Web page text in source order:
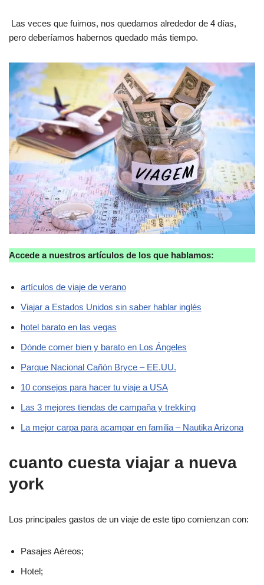
Las veces que fuimos, nos quedamos alrededor de 4 días,
pero deberíamos habernos quedado más tiempo.
Accede a nuestros artículos de los que hablamos:
artículos de viaje de verano
Viajar a Estados Unidos sin saber hablar inglés
hotel barato en las vegas
Dónde comer bien y barato en Los Ángeles
Parque Nacional Cañón Bryce – EE.UU.
10 consejos para hacer tu viaje a USA
Las 3 mejores tiendas de campaña y trekking
La mejor carpa para acampar en familia – Nautika Arizona
cuanto cuesta viajar a nueva
york
Los principales gastos de un viaje de este tipo comienzan con:
Pasajes Aéreos;
Hotel;